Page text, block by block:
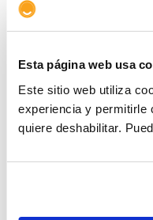
Esta página web usa
Este sitio web utiliza
experiencia y permitirle
quiere deshabilitar.